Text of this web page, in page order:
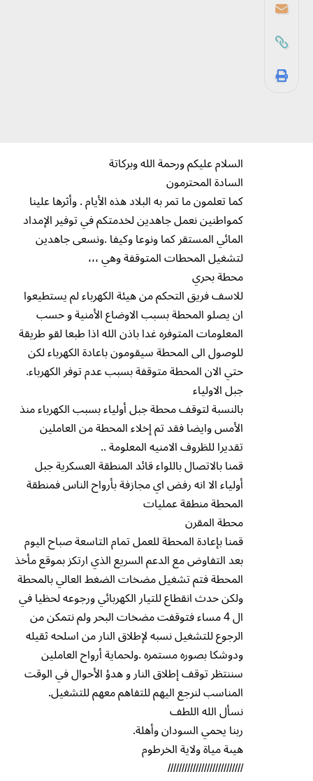
السلام عليكم ورحمة الله وبركاتة
السادة المحترمون
كما تعلمون ما تمر به البلاد هذه الأيام . وأثرها علينا
كمواطنين نعمل جاهدين لخدمتكم في توفير الإمداد
المائي المستقر كما ونوعا وكيفا .ونسعى جاهدين
لتشغيل المحطات المتوقفة وهي ،،،
محطة بحري
للاسف فريق التحكم من هيئة الكهرباء لم يستطيعوا
ان يصلو المحطة بسبب الاوضاع الأمنية و حسب
المعلومات المتوفره غدا باذن الله اذا طبعا لقو طريقة
للوصول الى المحطة سيقومون باعادة الكهرباء لكن
حتي الان المحطة متوقفة بسبب عدم توفر الكهرباء.
جبل الاولياء
بالنسبة لتوقف محطة جبل أولياء بسبب الكهرباء منذ
الأمس وايضا فقد تم إخلاء المحطة من العاملين
تقديرا للظروف الامنيه المعلومة ..
قمنا بالاتصال باللواء قائد المنطقة العسكرية جبل
أولياء الا انه رفض اي مجازفة بأرواح الناس فمنطقة
المحطة منطقة عمليات
محطة المقرن
قمنا بإعادة المحطة للعمل تمام التاسعة صباح اليوم
بعد التفاوض مع الدعم السريع الذي ارتكز بموقع مأخذ
المحطة فتم تشغيل مضخات الضغط العالي بالمحطة
ولكن حدث انقطاع للتيار الكهربائي ورجوعه لحظيا في
ال 4 مساء فتوقفت مضخات البحر ولم نتمكن من
الرجوع للتشغيل نسبه لإطلاق النار من اسلحه ثقيله
ودوشكا بصوره مستمره .ولحماية أرواح العاملين
سننتظر توقف إطلاق النار و هدؤ الأحوال في الوقت
المناسب لنرجع اليهم للتفاهم معهم للتشغيل.
نسأل الله اللطف
ربنا يحمي السودان وأهلة.
هيىة مياة ولاية الخرطوم
///////////////////////////